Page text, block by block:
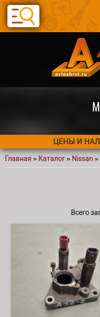
Перейти к основному
Авто
ЦЕНЫ И
Вы здесь
Главная » Каталог» Nissan »
Всего